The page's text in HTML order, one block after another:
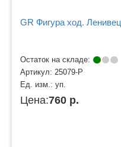
GR Фигура ход.
Остаток на складе:
Артикул: 25079-P
Ед. изм.: уп.
Цена:760 р.